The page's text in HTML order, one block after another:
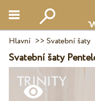
Hlavní >> Svatební šaty
Svatební šaty